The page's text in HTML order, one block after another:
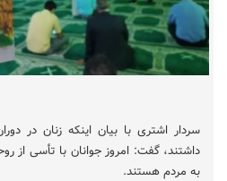
سردار اشتری با بیان اینکه زنان در
داشتند، گفت: امروز جوانان با تأسی
به مردم هستند.